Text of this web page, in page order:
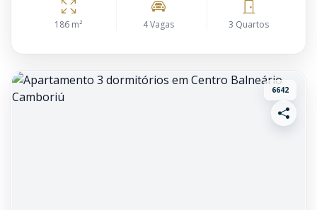
186 m² 4 Vagas 3 Quartos
6642